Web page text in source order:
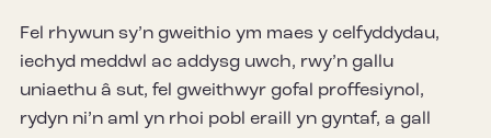
Fel rhywun sy’n gweithio ym maes y celfyddydau,
iechyd meddwl ac addysg uwch, rwy’n gallu
uniaethu â sut, fel gweithwyr gofal proffesiynol,
rydyn ni’n aml yn rhoi pobl eraill yn gyntaf, a gall